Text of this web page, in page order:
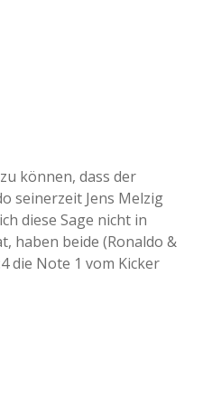
können, dass der
seinerzeit Jens Melzig
diese Sage nicht in
haben beide (Ronaldo &
die Note 1 vom Kicker